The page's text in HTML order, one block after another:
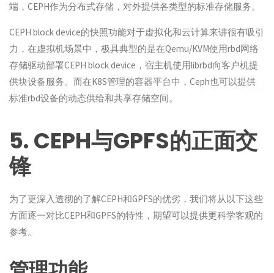
端，CEPH作为分布式存储，对外提供各类型的标准存储服务。
CEPH block device的快照功能对于虚拟化和云计算来讲很有吸引
力，在虚拟机场景中，极具典型的是在Qemu/KVM使用rbd网络
存储驱动部署CEPH block device，宿主机使用librbd向客户机提
供块设备服务。而在K8S管理的容器平台中，Ceph也可以提供
标准rbd设备的动态供给和共享存储空间。
5. CEPH与GPFS的正面交
锋
为了更深入透彻的了解CEPH和GPFS的优劣，我们将从以下这些
方面逐一对比CEPH和GPFS的特性，期望可以提供更科学客观的
参考。